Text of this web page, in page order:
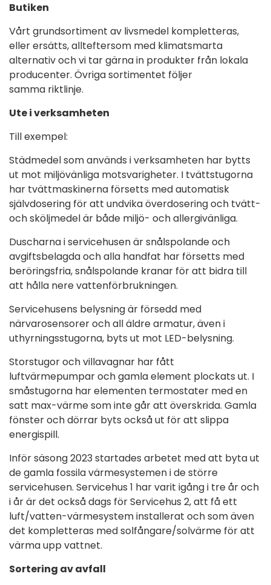
Butiken
Vårt grundsortiment av livsmedel kompletteras,
eller ersätts, allteftersom med klimatsmarta
alternativ och vi tar gärna in produkter från lokala
producenter. Övriga sortimentet följer
samma riktlinje.
Ute i verksamheten
Till exempel:
Städmedel som används i verksamheten har bytts
ut mot miljövänliga motsvarigheter. I tvättstugorna
har tvättmaskinerna försetts med automatisk
självdosering för att undvika överdosering och tvätt-
och sköljmedel är både miljö- och allergivänliga.
Duscharna i servicehusen är snålspolande och
avgiftsbelagda och alla handfat har försetts med
beröringsfria, snålspolande kranar för att bidra till
att hålla nere vattenförbrukningen.
Servicehusens belysning är försedd med
närvarosensorer och all äldre armatur, även i
uthyrningsstugorna, byts ut mot LED-belysning.
Storstugor och villavagnar har fått
luftvärmepumpar och gamla element plockats ut. I
småstugorna har elementen termostater med en
satt max-värme som inte går att överskrida. Gamla
fönster och dörrar byts också ut för att slippa
energispill.
Inför säsong 2023 startades arbetet med att byta ut
de gamla fossila värmesystemen i de större
servicehusen. Servicehus 1 har varit igång i tre år och
i år är det också dags för Servicehus 2, att få ett
luft/vatten-värmesystem installerat och som även
det kompletteras med solfångare/solvärme för att
värma upp vattnet.
Sortering av avfall